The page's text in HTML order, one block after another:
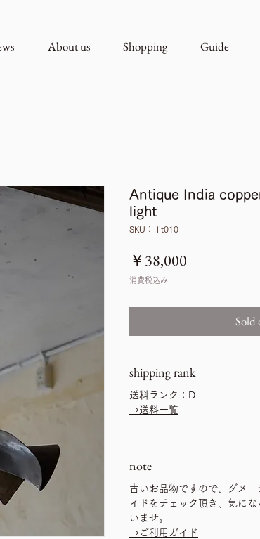
About us Shopping Guide
Antique India
light
SKU： lit010
￥38,000
消費税込み
Sold
shipping rank
送料ランク：D
→送料一覧
note
古いお品物ですので、ダメ
イドをチェック頂き、気に
いませ。
→ご利用ガイド